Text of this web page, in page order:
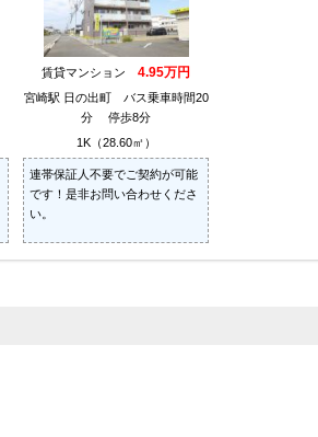
賃貸マンション 4.95万円
宮崎駅 日の出町 バス乗車時間20
分 停歩8分
1K（28.60㎡）
連帯保証人不要でご契約が可能
です！是非お問い合わせくださ
い。